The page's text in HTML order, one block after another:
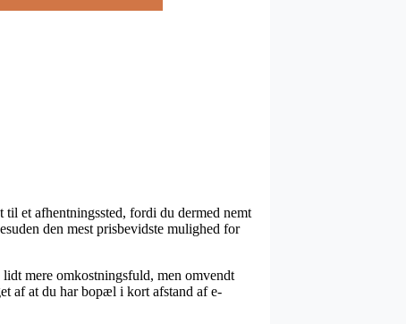
et afhentningssted, fordi du dermed nemt
den mest prisbevidste mulighed for
mere omkostningsfuld, men omvendt
af at du har bopæl i kort afstand af e-